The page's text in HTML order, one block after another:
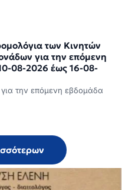
των Κινητών
08-2026 έως 16-08-
την επόμενη εβδομάδα